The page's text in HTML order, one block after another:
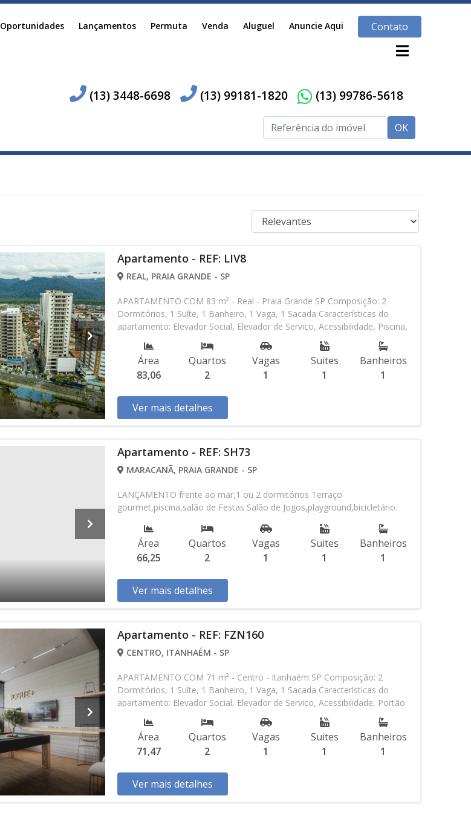
Oportunidades Lançamentos Permuta Venda Aluguel Anuncie Aqui Contato
(13) 3448-6698 (13) 99181-1820 (13) 99786-5618
OK
Apartamento - REF: LIV8
REAL, PRAIA GRANDE - SP
APARTAMENTO COM 83 m² - Real - Praia Grande SP Composição: 2
Dormitórios, 1 Suíte, 1 Banheiro, 1 Vaga, 1 Sacada Características do
apartamento: Elevador Social, Elevador de Serviço, Acessibilidade, Piscina,
Salão de Jogos, Salão de Festas, Espaço Kids, Espaço Gourmet, Academia,
Churrasqueira, Predio Frente Mar * Os valores e disponibilidade podem ser
alterados sem prévio aviso. Favor verificar entrando em contato com
nossa equipe
Área
83,06
Quartos
2
Vagas
1
Suites
1
Banheiros
1
Ver mais detalhes
Apartamento - REF: SH73
MARACANÃ, PRAIA GRANDE - SP
LANÇAMENTO frente ao mar,1 ou 2 dormitórios Terraço
gourmet,piscina,salão de Festas Salão de Jogos,playground,bicicletário.
Área
66,25
Quartos
2
Vagas
1
Suites
1
Banheiros
1
Ver mais detalhes
Apartamento - REF: FZN160
CENTRO, ITANHAÉM - SP
APARTAMENTO COM 71 m² - Centro - Itanhaém SP Composição: 2
Dormitórios, 1 Suíte, 1 Banheiro, 1 Vaga, 1 Sacada Características do
apartamento: Elevador Social, Elevador de Serviço, Acessibilidade, Portão
Automático, Portaria 24h, Circuito Fechado TV, Piscina, Sauna, Salão de
Jogos, Salão de Festas, Quadra, Espaço Kids, Espaço Gourmet, Academia,
Churrasqueira, Predio Frente Mar Aceita Financiamento Direto com a
Construtora Lançamento, Em Obras Entrada de R$ 192.900,00 100
64.300,00 Entrega das Chaves R$ 643.000,00 valor Total * Os valores e
disponibilidade podem ser alterados sem prévio aviso. Favor verificar
Área
71,47
Quartos
2
Vagas
1
Suites
1
Banheiros
1
Ver mais detalhes